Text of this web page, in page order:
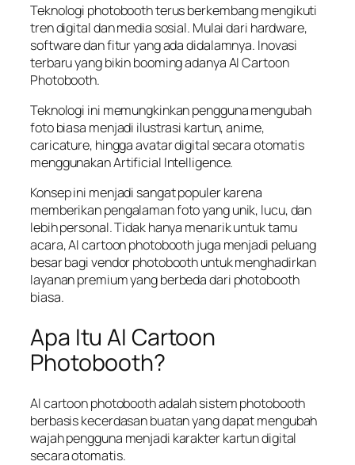
Teknologi photobooth terus berkembang mengikuti
tren digital dan media sosial. Mulai dari hardware,
software dan fitur yang ada didalamnya. Inovasi
terbaru yang bikin booming adanya AI Cartoon
Photobooth.
Teknologi ini memungkinkan pengguna mengubah
foto biasa menjadi ilustrasi kartun, anime,
caricature, hingga avatar digital secara otomatis
menggunakan Artificial Intelligence.
Konsep ini menjadi sangat populer karena
memberikan pengalaman foto yang unik, lucu, dan
lebih personal. Tidak hanya menarik untuk tamu
acara, AI cartoon photobooth juga menjadi peluang
besar bagi vendor photobooth untuk menghadirkan
layanan premium yang berbeda dari photobooth
biasa.
Apa Itu AI Cartoon
Photobooth?
AI cartoon photobooth adalah sistem photobooth
berbasis kecerdasan buatan yang dapat mengubah
wajah pengguna menjadi karakter kartun digital
secara otomatis.